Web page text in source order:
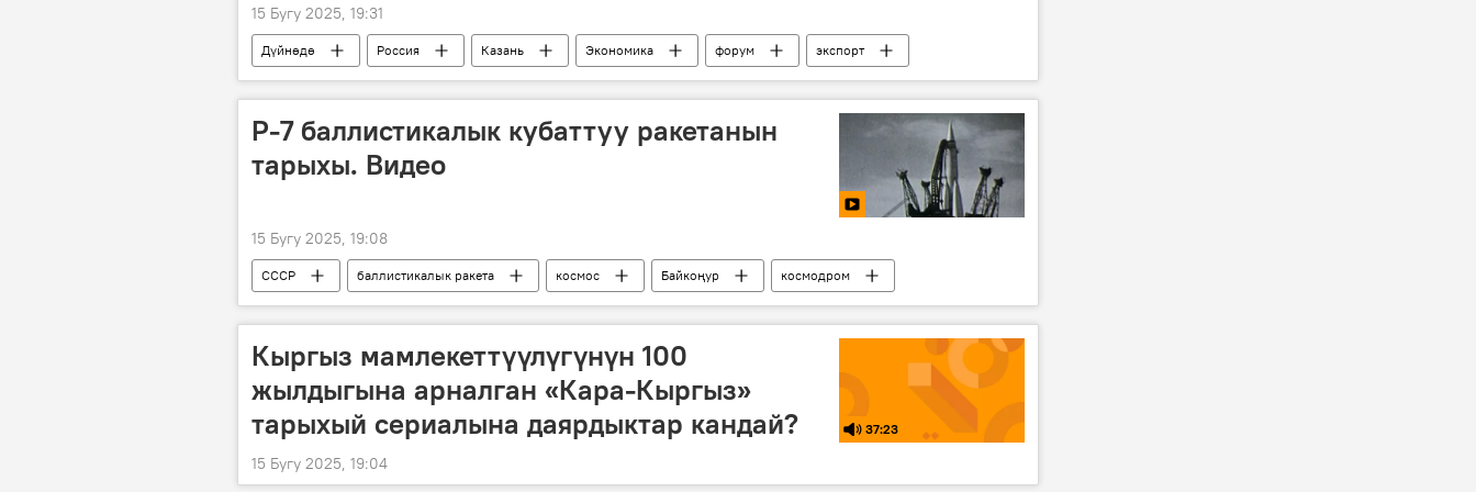
15 Бугу 2025, 19:31
Дүйнөдө Россия Казань Экономика форум
экспорт
адал
азык
Р-7 баллистикалык кубаттуу ракетанын
тарыхы. Видео
15 Бугу 2025, 19:08
СССР баллистикалык ракета космос Байкоңур
космодром
Видео
Кыргыз мамлекеттүүлүгүнүн 100
жылдыгына арналган «Кара-Кыргыз»
тарыхый сериалына даярдыктар кандай?
37:23
15 Бугу 2025, 19:04